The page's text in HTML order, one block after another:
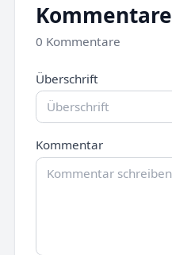
Kommentare
0 Kommentare
Überschrift
Kommentar